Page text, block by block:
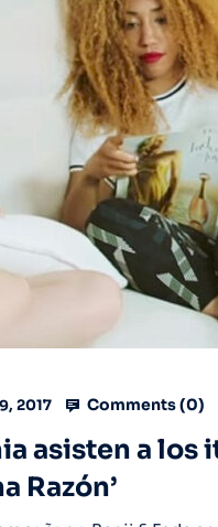
2017 Comments (0)
asisten a los
Razón’